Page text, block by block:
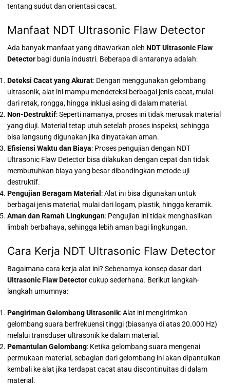
tentang sudut dan orientasi cacat.
Manfaat NDT Ultrasonic Flaw Detector
Ada banyak manfaat yang ditawarkan oleh NDT Ultrasonic Flaw
Detector bagi dunia industri. Beberapa di antaranya adalah:
Deteksi Cacat yang Akurat: Dengan menggunakan gelombang
ultrasonik, alat ini mampu mendeteksi berbagai jenis cacat, mulai
dari retak, rongga, hingga inklusi asing di dalam material.
Non-Destruktif: Seperti namanya, proses ini tidak merusak material
yang diuji. Material tetap utuh setelah proses inspeksi, sehingga
bisa langsung digunakan jika dinyatakan aman.
Efisiensi Waktu dan Biaya: Proses pengujian dengan NDT
Ultrasonic Flaw Detector bisa dilakukan dengan cepat dan tidak
membutuhkan biaya yang besar dibandingkan metode uji
destruktif.
Pengujian Beragam Material : Alat ini bisa digunakan untuk
berbagai jenis material, mulai dari logam, plastik, hingga keramik.
Aman dan Ramah Lingkungan: Pengujian ini tidak menghasilkan
limbah berbahaya, sehingga lebih aman bagi lingkungan.
Cara Kerja NDT Ultrasonic Flaw Detector
Bagaimana cara kerja alat ini? Sebenarnya konsep dasar dari
Ultrasonic Flaw Detectorcukup sederhana. Berikut langkah-
langkah umumnya:
Pengiriman Gelombang Ultrasonik: Alat ini mengirimkan
gelombang suara berfrekuensi tinggi (biasanya di atas 20.000 Hz)
melalui transduser ultrasonik ke dalam material.
Pemantulan Gelombang: Ketika gelombang suara mengenai
permukaan material, sebagian dari gelombang ini akan dipantulkan
kembali ke alat jika terdapat cacat atau discontinuitas di dalam
material.